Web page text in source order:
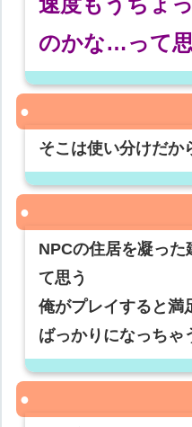
のかな…って
そこは使い分けだか
NPCの住居を凝った
て思う
俺がプレイすると満
ばっかりになっち